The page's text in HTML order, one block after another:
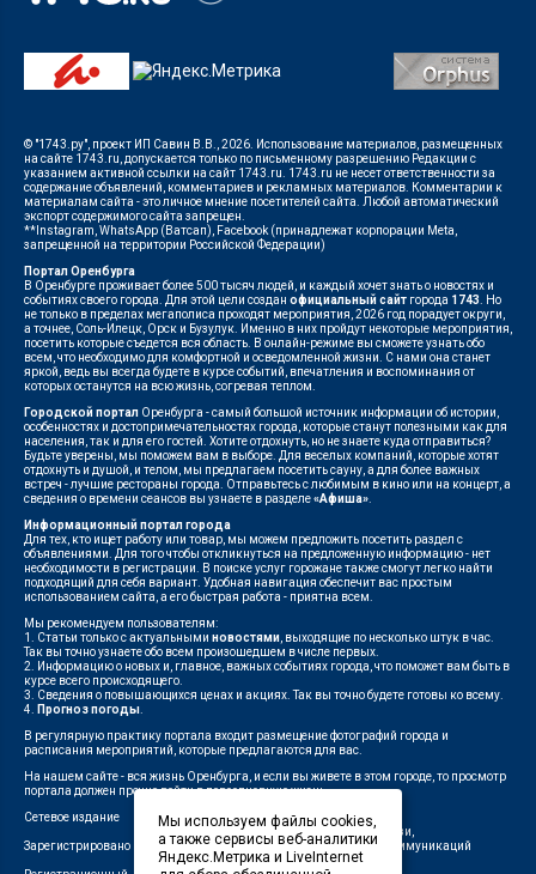
© "1743.ру", проект ИП Савин В.В., 2026. Использование материалов, размещенных
на сайте 1743.ru, допускается только по письменному разрешению Редакции с
указанием активной ссылки на сайт 1743.ru. 1743.ru не несет ответственности за
содержание объявлений, комментариев и рекламных материалов. Комментарии к
материалам сайта - это личное мнение посетителей сайта. Любой автоматический
экспорт содержимого сайта запрещен.
**Instagram, WhatsApp (Ватсап), Facebook (принадлежат корпорации Meta,
запрещенной на территории Российской Федерации)
Портал Оренбурга
В Оренбурге проживает более 500 тысяч людей, и каждый хочет знать о новостях и
событиях своего города. Для этой цели создан официальный сайт города 1743 . Но
не только в пределах мегаполиса проходят мероприятия, 2026 год порадует округи,
а точнее, Соль-Илецк, Орск и Бузулук. Именно в них пройдут некоторые мероприятия,
посетить которые съедется вся область. В онлайн-режиме вы сможете узнать обо
всем, что необходимо для комфортной и осведомленной жизни. С нами она станет
яркой, ведь вы всегда будете в курсе событий, впечатления и воспоминания от
которых останутся на всю жизнь, согревая теплом.
Городской портал Оренбурга - самый большой источник информации об истории,
особенностях и достопримечательностях города, которые станут полезными как для
населения, так и для его гостей. Хотите отдохнуть, но не знаете куда отправиться?
Будьте уверены, мы поможем вам в выборе. Для веселых компаний, которые хотят
отдохнуть и душой, и телом, мы предлагаем посетить сауну, а для более важных
встреч - лучшие рестораны города. Отправьтесь с любимым в кино или на концерт, а
сведения о времени сеансов вы узнаете в разделе«Афиша»
Информационный портал города
Для тех, кто ищет работу или товар, мы можем предложить посетить раздел с
объявлениями. Для того чтобы откликнуться на предложенную информацию - нет
необходимости в регистрации. В поиске услуг горожане также смогут легко найти
подходящий для себя вариант. Удобная навигация обеспечит вас простым
использованием сайта, а его быстрая работа - приятна всем.
Мы рекомендуем пользователям:
1. Статьи только с актуальными новостями , выходящие по несколько штук в час.
Так вы точно узнаете обо всем произошедшем в числе первых.
2. Информацию о новых и, главное, важных событиях города, что поможет вам быть в
курсе всего происходящего.
3. Сведения о повышающихся ценах и акциях. Так вы точно будете готовы ко всему.
4.
Прогноз погоды
В регулярную практику портала входит размещение фотографий города и
расписания мероприятий, которые предлагаются для вас.
На нашем сайте - вся жизнь Оренбурга, и если вы живете в этом городе, то просмотр
портала должен прочно войти в повседневную жизнь.
Сетевое издание
"1743"
Зарегистрировано
Федеральной службой по надзору в сфере связи,
информационных технологий и массовых коммуникаций
(Роскомнадзор)
Мы используем файлы cookies,
а также сервисы веб-аналитики
Яндекс.Метрика и LiveInternet